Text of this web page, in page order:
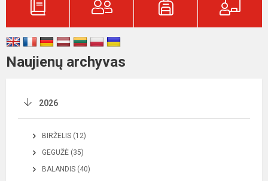
Naujienų archyvas
2026
BIRŽELIS (12)
GEGUŽĖ (35)
BALANDIS (40)